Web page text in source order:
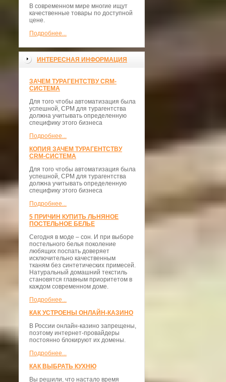
В современном мире многие ищут
качественные товары по доступной
цене.
Подробнее...
ИНТЕРЕСНАЯ ИНФОРМАЦИЯ
ЗАЧЕМ ТУРАГЕНТСТВУ CRM-
СИСТЕМА
Для того чтобы автоматизация была
успешной, СРМ для турагентства
должна учитывать определенную
специфику этого бизнеса
Подробнее...
КОПИЯ ЗАЧЕМ ТУРАГЕНТСТВУ
CRM-СИСТЕМА
Для того чтобы автоматизация была
успешной, СРМ для турагентства
должна учитывать определенную
специфику этого бизнеса
Подробнее...
5 ПРИЧИН КУПИТЬ ЛЬНЯНОЕ
ПОСТЕЛЬНОЕ БЕЛЬЕ
Сегодня в моде – сон. И при выборе
постельного белья поколение
любящих поспать доверяет
исключительно качественным
тканям без синтетических примесей.
Натуральный домашний текстиль
становятся главным приоритетом в
каждом современном доме.
Подробнее...
КАК УСТРОЕНЫ ОНЛАЙН-КАЗИНО
В России онлайн-казино запрещены,
поэтому интернет-провайдеры
постоянно блокируют их домены.
Подробнее...
КАК ВЫБРАТЬ КУХНЮ
Вы решили, что настало время